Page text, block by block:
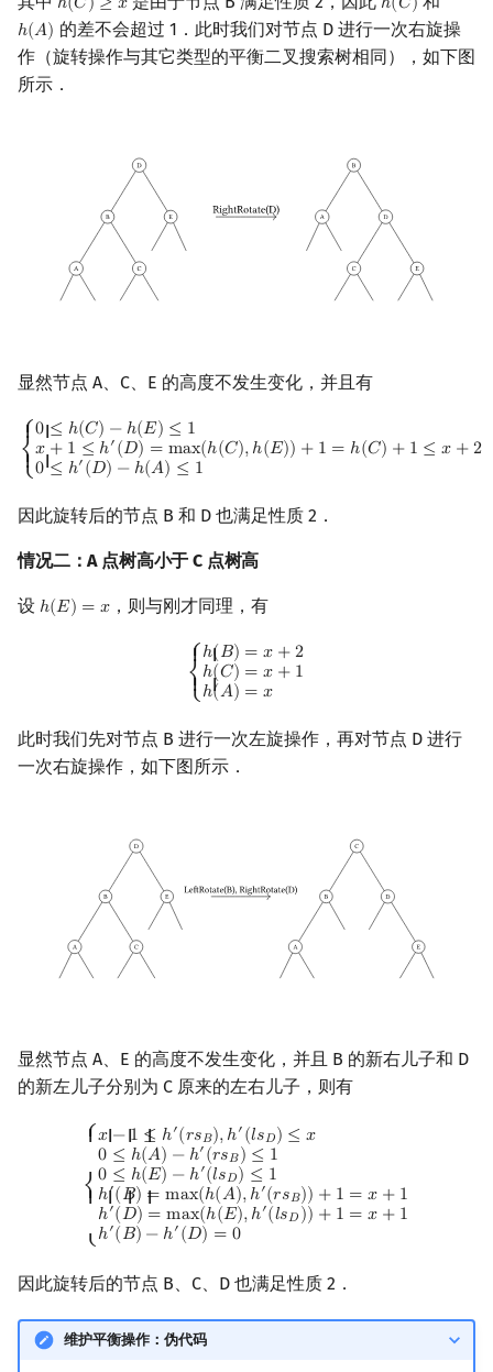
ℎ(𝐶) ≥ 𝑥
h(C)≥ x ℎ(𝐶)
h(C)
ℎ(𝐴)
h(A)
的差不会超过 1．此时我们对节点 D 进行一次右旋操
作（旋转操作与其它类型的平衡二叉搜索树相同），如下图
所示．
显然节点 A、C、E 的高度不发生变化，并且有
⎧
{ {
⎨
{ {
⎩
0 ≤ ℎ(𝐶) − ℎ(𝐸) ≤ 1
𝑥 + 1 ≤ ℎ′(𝐷) = max(ℎ(𝐶),ℎ(𝐸)) + 1 = ℎ(𝐶) + 1 ≤ 𝑥 +2
0 ≤ ℎ′(𝐷) − ℎ(𝐴) ≤ 1
0≤h(C )−h(E )≤1x+1≤h′( D)
因此旋转后的节点 B 和 D 也满足性质 2．
情况二：A 点树高小于 C 点树高
设 ℎ(𝐸) = 𝑥
h(E)= x ，则与刚才同理，有
⎧
{ {
⎨{ {
⎩
ℎ(𝐵) = 𝑥 +2
ℎ(𝐶) = 𝑥 + 1
ℎ(𝐴) = 𝑥
= x+2h( C)=x +1h(
此时我们先对节点 B 进行一次左旋操作，再对节点 D 进行
一次右旋操作，如下图所示．
显然节点 A、E 的高度不发生变化，并且 B 的新右儿子和 D
的新左儿子分别为 C 原来的左右儿子，则有
⎧
{ { { {
⎨{ { { {
⎩
𝑥 −1 ≤ ℎ′(𝑟𝑠𝐵),ℎ′(𝑙𝑠𝐷) ≤ 𝑥
0 ≤ ℎ(𝐴) − ℎ′(𝑟𝑠𝐵) ≤ 1
0 ≤ ℎ(𝐸) − ℎ′(𝑙𝑠𝐷) ≤ 1
ℎ′(𝐵) = max(ℎ(𝐴),ℎ′(𝑟𝑠𝐵)) + 1 = 𝑥 + 1
ℎ′(𝐷) = max(ℎ(𝐸),ℎ′(𝑙𝑠𝐷)) + 1 = 𝑥 + 1
ℎ′(𝐵) − ℎ′(𝐷) = 0
B),h′(l D) ≤x0≤h(A) −h′(rsB) ≤1 0≤
因此旋转后的节点 B、C、D 也满足性质 2．
维护平衡操作：伪代码